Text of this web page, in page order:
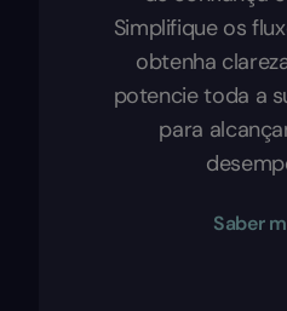
Simplifique os
obtenha
potencie toda a
para
Saber